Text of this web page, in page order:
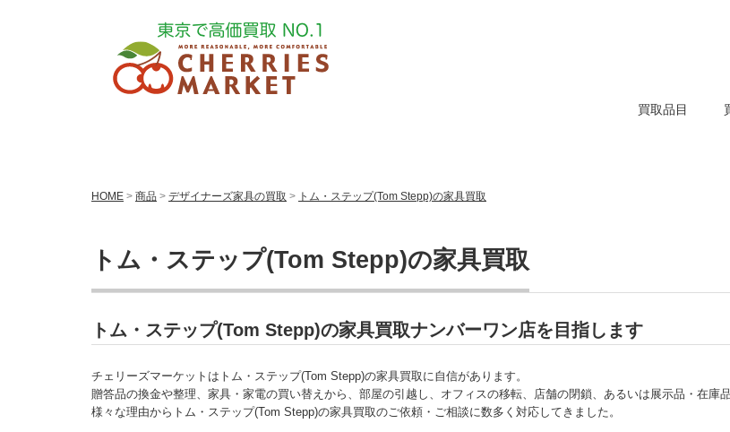
買取品目
HOME > 商品 > デザイナーズ家具の買取 > トム・ステップ(Tom Stepp)の家具買取
トム・ステップ(Tom Stepp)の家具買取
トム・ステップ(Tom Stepp)の家具買取ナンバーワン店を目指します
チェリーズマーケットはトム・ステップ(Tom Stepp)の家具買取に自信があります。
贈答品の換金や整理、家具・家電の買い替えから、部屋の引越し、オフィスの移転、店舗の閉鎖、あるいは展示品・在庫品
様々な理由からトム・ステップ(Tom Stepp)の家具買取のご依頼・ご相談に数多く対応してきました。